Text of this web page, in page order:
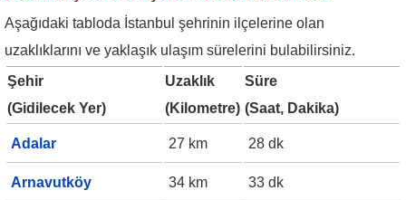
Aşağıdaki tabloda İstanbul şehrinin ilçelerine olan
uzaklıklarını ve yaklaşık ulaşım sürelerini bulabilirsiniz.
Şehir
(Gidilecek Yer)
Uzaklık
(Kilometre)
Süre
(Saat, Dakika)
Adalar 27 km 28 dk
Arnavutköy 34 km 33 dk